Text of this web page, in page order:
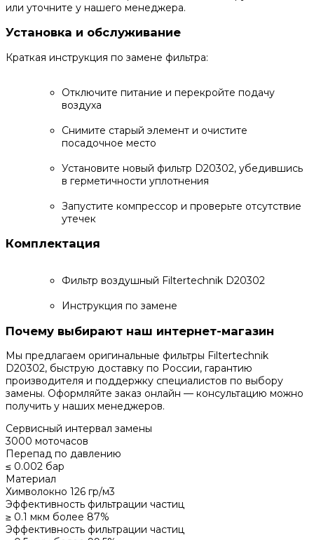
или уточните у нашего менеджера.
Установка и обслуживание
Краткая инструкция по замене фильтра:
Отключите питание и перекройте подачу
воздуха
Снимите старый элемент и очистите
посадочное место
Установите новый фильтр D20302, убедившись
в герметичности уплотнения
Запустите компрессор и проверьте отсутствие
утечек
Комплектация
Фильтр воздушный Filtertechnik D20302
Инструкция по замене
Почему выбирают наш интернет-магазин
Мы предлагаем оригинальные фильтры Filtertechnik
D20302, быструю доставку по России, гарантию
производителя и поддержку специалистов по выбору
замены. Оформляйте заказ онлайн — консультацию можно
получить у наших менеджеров.
Сервисный интервал замены
3000 моточасов
Перепад по давлению
≤ 0.002 бар
Материал
Химволокно 126 гр/м3
Эффективность фильтрации частиц
≥ 0.1 мкм более 87%
Эффективность фильтрации частиц